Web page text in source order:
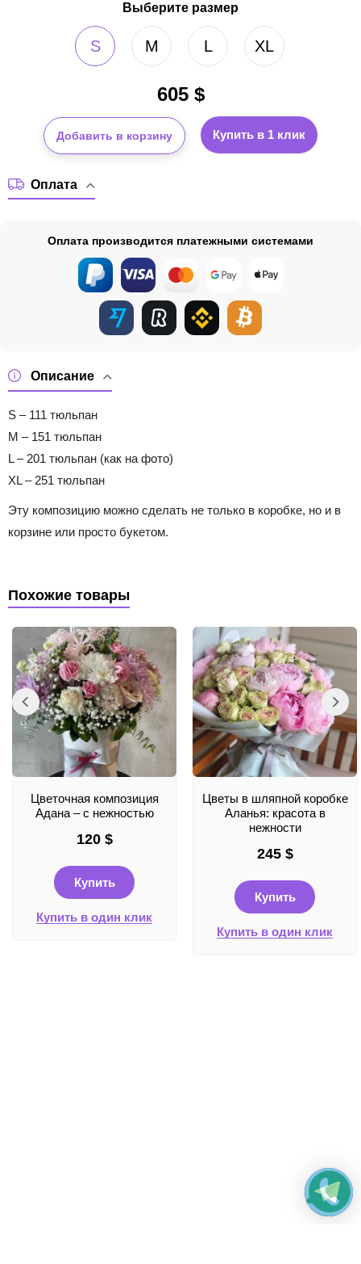
Выберите размер
S M L XL
605$
Добавить в корзину Купить в 1 клик
Описание
S – 111 тюльпан
M – 151 тюльпан
L – 201 тюльпан (как на фото)
XL – 251 тюльпан
Эту композицию можно сделать не только в коробке, но и в
корзине или просто букетом.
Оплата
Оплата производится платежными системами
Похожие товары
Цветочная композиция
Адана – с нежностью
120 $
Купить
Купить в один клик
Цветы в шляпной коробке
Аланья: красота в
нежности
245 $
Купить
Купить в один клик